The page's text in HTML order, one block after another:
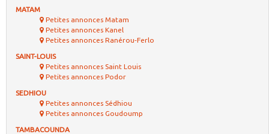
MATAM
Petites annonces Matam
Petites annonces Kanel
Petites annonces Ranérou-Ferlo
SAINT-LOUIS
Petites annonces Saint Louis
Petites annonces Podor
SEDHIOU
Petites annonces Sédhiou
Petites annonces Goudoump
TAMBACOUNDA